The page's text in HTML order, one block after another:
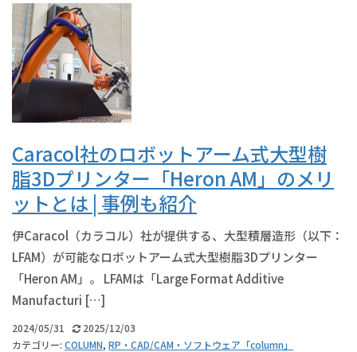
Caracol社のロボットアーム式大型樹
脂3Dプリンター「Heron AM」のメリ
ットとは | 事例も紹介
伊Caracol（カラコル）社が提供する、大型積層造形（以下：
LFAM）が可能なロボットアーム式大型樹脂3Dプリンター
「Heron AM」。 LFAMは「Large Format Additive
Manufacturi […]
2024/05/31
2025/12/03
カテゴリー: COLUMN, RP・CAD/CAM・ソフトウェア「column」